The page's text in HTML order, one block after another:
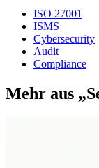
ISO 27001
ISMS
Cybersecurity
Audit
Compliance
Mehr aus